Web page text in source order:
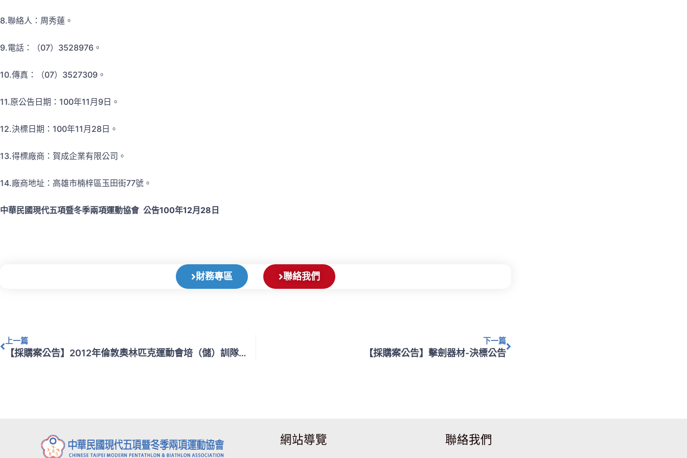
8.聯絡人：周秀蓮。
9.電話：（07）3528976。
10.傳真：（07）3527309。
11.原公告日期：100年11月9日。
12.決標日期：100年11月28日。
13.得標廠商：賀成企業有限公司。
14.廠商地址：高雄市楠梓區玉田街77號。
中華民國現代五項暨冬季兩項運動協會 公告100年12月28日
財務專區 聯絡我們
上一篇
【採購案公告】2012年倫敦奧林匹克運動會培（儲）訓隊器材設備案（擊劍器材）第1次公告(附件請逕行下載）
下一篇
【採購案公告】擊劍器材-決標公告
網站導覽 聯絡我們